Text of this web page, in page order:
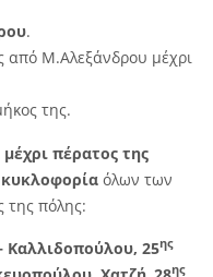
.
από Μ.Αλεξάνδρου μέχρι
της.
πέρατος της
κυκλοφορία όλων των
πόλης:
25ης
ης